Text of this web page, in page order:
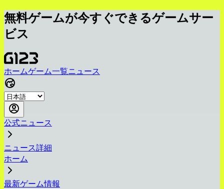
無料ゲームが今すぐできるゲームサー
ビス
ホームゲーム一覧ニュース
公式ニュース
ニュース詳細
ホーム
最新ゲーム情報